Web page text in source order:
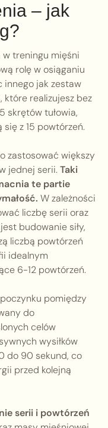
– jak
w treningu mięśni
rolę w osiąganiu
innego jak zestaw
które realizujesz bez
skrętów tułowia,
się z 15 powtórzeń.
zastosować większy
jednej serii.Taki
te partie
W zależności
liczbę serii oraz
budowanie siły,
liczbą powtórzeń
idealnym
6-12 powtórzeń.
pomiędzy
do
celów
wysiłków
do 90 sekund, co
przed kolejną
serii i powtórzeń